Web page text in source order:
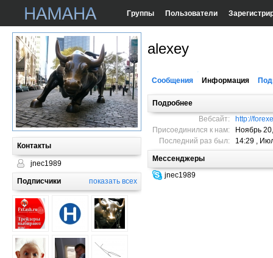
Группы Пользователи
Контакты
jnec1989
Подписчики показать всех
alexey
Сообщения Информация
Подробнее
Вебсайт:
http://
Присоединился к нам:
Ноябрь
Последний раз был:
14:29 ,
Мессенджеры
jnec1989